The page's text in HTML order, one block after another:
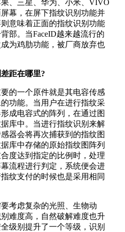
三星、华为、小米、VIVO
幕，在屏下指纹识别功能并
意味着正面的指纹识别功能
部。当FaceID越来越流行的
为鸡肋功能，被厂商放弃也
距在哪里?
一个原件就是其电容传感
功能。当用户在进行指纹采
成电容式的阵列，在通过图
库中。当进行指纹识别来解
器会将再次捕获到的指纹图
库中存储的原始指纹图阵列
度达到指定的比例时，处理
流程进行判定，系统便会进
纹支付的时候也是采用相同
虑复杂的光照、生物动
难度高，自然破解难度也升
级别提升了一个等级，识别